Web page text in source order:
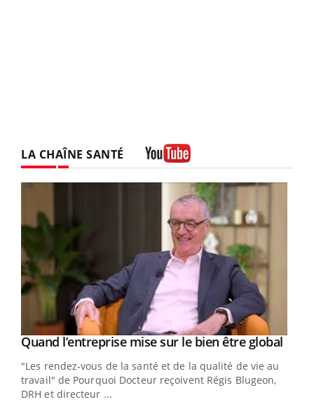
LA CHAÎNE SANTÉ
Youtube
Quand l’entreprise mise sur le bien être global
"Les rendez-vous de la santé et de la qualité de vie au
travail" de Pourquoi Docteur reçoivent Régis Blugeon,
DRH et directeur ...